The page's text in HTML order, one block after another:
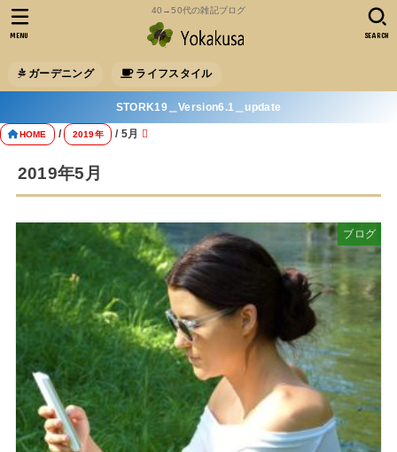
40→50代の雑記ブログ
ガーデニング ライフスタイル
SEARCH
MENU
STORK19＿Version6.1＿update
HOME 2019年 5月
2019年5月
ブログ